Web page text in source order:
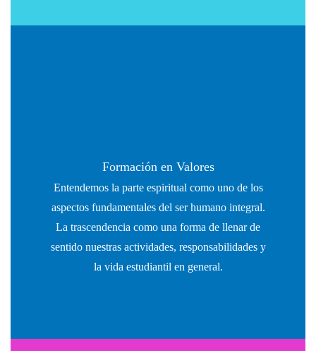
Formación en Valores
Entendemos la parte espiritual como uno de los
aspectos fundamentales del ser humano integral.
La trascendencia como una forma de llenar de
sentido nuestras actividades, responsabilidades y
la vida estudiantil en general.